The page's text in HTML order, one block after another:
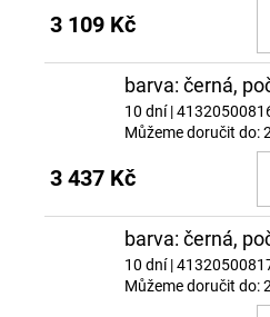
3 109 Kč
barva: černá,
10 dní|
Můžeme doručit do:
3 437 Kč
barva: černá,
10 dní|
Můžeme doručit do: